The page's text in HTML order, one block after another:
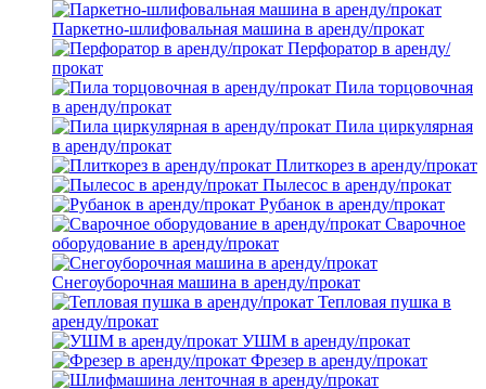
Паркетно-шлифовальная машина в аренду/прокат
Перфоратор в аренду/
прокат
Пила торцовочная
в аренду/прокат
Пила циркулярная
в аренду/прокат
Плиткорез в аренду/прокат
Пылесос в аренду/прокат
Рубанок в аренду/прокат
Сварочное
оборудование в аренду/прокат
Снегоуборочная машина в аренду/прокат
Тепловая пушка в
аренду/прокат
УШМ в аренду/прокат
Фрезер в аренду/прокат